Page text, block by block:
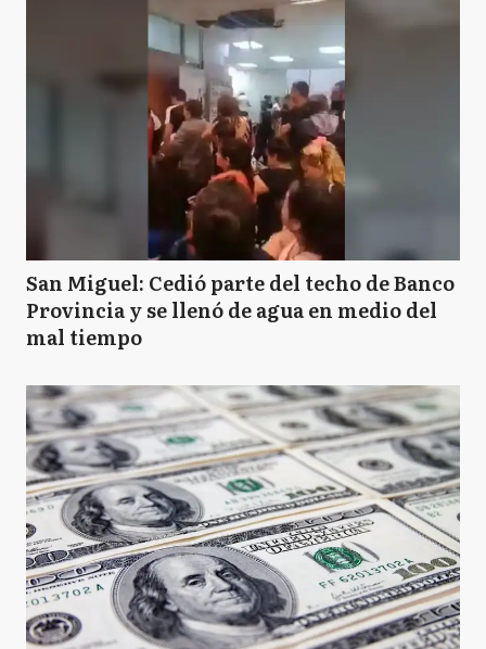
San Miguel: Cedió parte del techo de Banco
Provincia y se llenó de agua en medio del
mal tiempo